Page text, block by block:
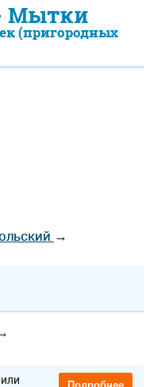
Мытки
(пригородных
→
Подробнее